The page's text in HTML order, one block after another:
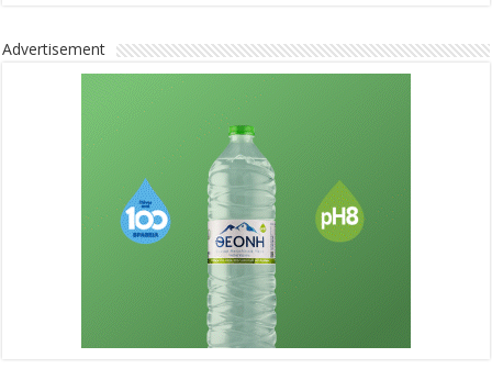
Advertisement